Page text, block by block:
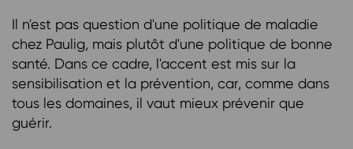
Il n'est pas question d'une politique de maladie
chez Paulig, mais plutôt d'une politique de bonne
santé. Dans ce cadre, l'accent est mis sur la
sensibilisation et la prévention, car, comme dans
tous les domaines, il vaut mieux prévenir que
guérir.